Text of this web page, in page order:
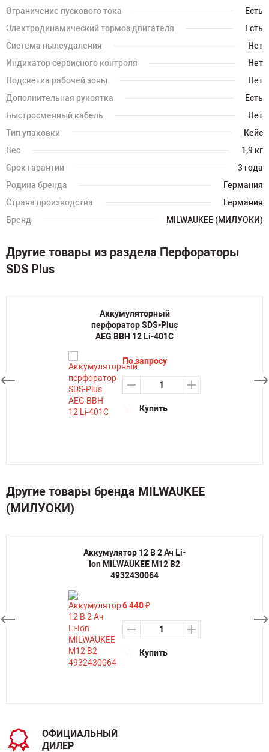
Ограничение пускового тока
Есть
Электродинамический тормоз двигателя
Есть
Система пылеудаления
Нет
Индикатор сервисного контроля
Нет
Подсветка рабочей зоны
Нет
Дополнительная рукоятка
Есть
Быстросменный кабель
Нет
Тип упаковки
Кейс
Вес
1,9 кг
Срок гарантии
3 года
Родина бренда
Германия
Страна производства
Германия
Бренд
MILWAUKEE (МИЛУОКИ)
Другие товары из раздела Перфораторы
SDS Plus
Аккумуляторный
перфоратор SDS-Plus
AEG BBH 12 Li-401C
По запросу
Купить
Другие товары бренда MILWAUKEE
(МИЛУОКИ)
Аккумулятор 12 В 2 Ач Li-
Ion MILWAUKEE M12 B2
4932430064
6 440₽
Купить
ОФИЦИАЛЬНЫЙ
ДИЛЕР